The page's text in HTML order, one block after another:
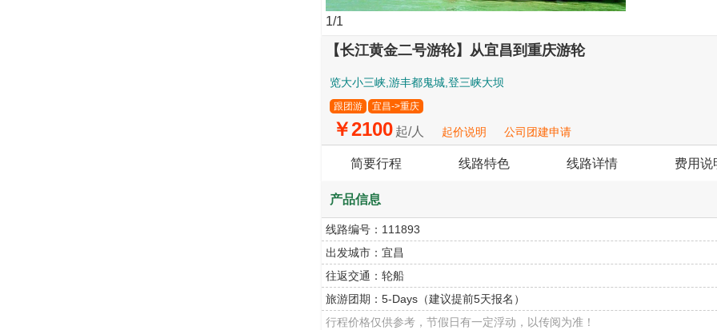
1/1
【长江黄金二号游轮】从宜昌到重庆游轮
览大小三峡,游丰都鬼城,登三峡大坝
跟团游 宜昌->重庆
￥2100 起/人 起价说明 公司团建申请
简要行程 线路特色 线路详情 费用说
产品信息
线路编号： 111893
出发城市： 宜昌
往返交通： 轮船
旅游团期： 5-Days（建议提前5天报名）
行程价格仅供参考，节假日有一定浮动，以传阅为准！